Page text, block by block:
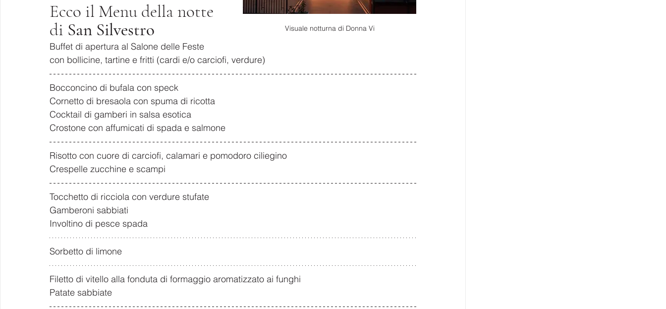
Visuale notturna di Donna Vi
Ecco il Menu della notte
di San Silvestro
Buffet di apertura al Salone delle Feste
con bollicine, tartine e fritti (cardi e/o carciofi, verdure)
Bocconcino di bufala con speck
Cornetto di bresaola con spuma di ricotta
Cocktail di gamberi in salsa esotica
Crostone con affumicati di spada e salmone
Risotto con cuore di carciofi, calamari e pomodoro ciliegino
Crespelle zucchine e scampi
Tocchetto di ricciola con verdure stufate
Gamberoni sabbiati
Involtino di pesce spada
Sorbetto di limone
Filetto di vitello alla fonduta di formaggio aromatizzato ai funghi
Patate sabbiate